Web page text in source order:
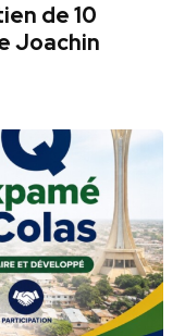
de 10
Joachin